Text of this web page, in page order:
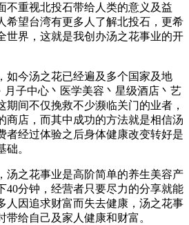
不重视北投石带给人类的意义及益
希望台湾有更多人了解北投石，更希
世界，这就是我创办汤之花事业的开
如今汤之花已经遍及多个国家及地
月子中心丶医学美容丶星级酒店丶艺
间不仅挽救不少濒临关门的业者，
商店，而其中成功的方法就是相信汤
者经过体验之后身体健康改变转好是
。
汤之花事业是高阶简单的养生美容产
40分钟，经营者只要尽力的分享就能
人因追求财富而失去健康，汤之花事
给自己及家人健康和财富。